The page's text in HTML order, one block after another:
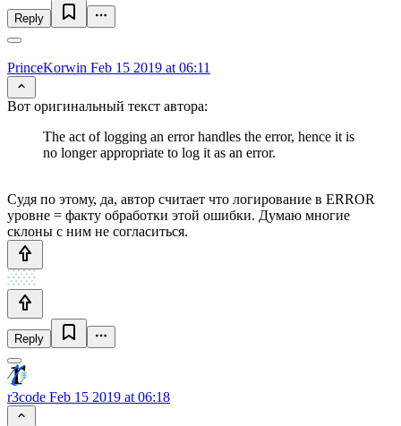
Reply
PrinceKorwin Feb 15 2019 at 06:11
Вот оригинальный текст автора:
The act of logging an error handles the error, hence it is
no longer appropriate to log it as an error.
Судя по этому, да, автор считает что логирование в ERROR
уровне = факту обработки этой ошибки. Думаю многие
склоны с ним не согласиться.
Reply
r3code Feb 15 2019 at 06:18